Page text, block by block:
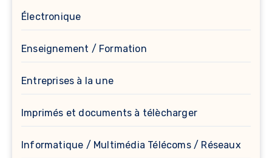
Électronique
Enseignement / Formation
Entreprises à la une
Imprimés et documents à télècharger
Informatique / Multimédia Télécoms / Réseaux